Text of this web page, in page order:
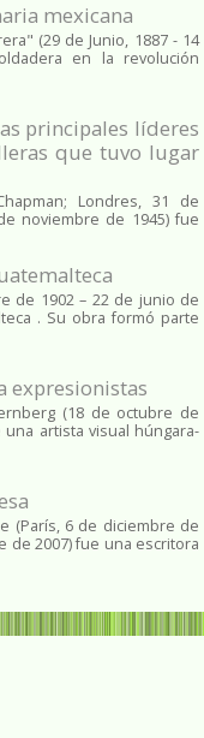
mexicana
(29 de Junio, 1887 - 14
en la revolución
principales líderes
que tuvo lugar
Londres, 31 de
noviembre de 1945)​ fue
de 1902 – 22 de junio de
. Su obra formó parte
expresionistas
(18 de octubre de
una artista visual húngara-
(París, 6 de diciembre de
de 2007) fue una escritora